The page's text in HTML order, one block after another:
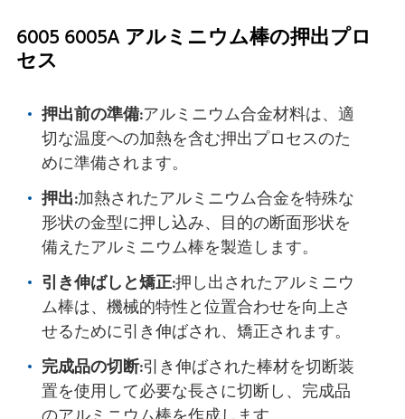
6005 6005A アルミニウム棒の押出プロ
セス
押出前の準備:アルミニウム合金材料は、適
切な温度への加熱を含む押出プロセスのた
めに準備されます。
押出:加熱されたアルミニウム合金を特殊な
形状の金型に押し込み、目的の断面形状を
備えたアルミニウム棒を製造します。
引き伸ばしと矯正:押し出されたアルミニウ
ム棒は、機械的特性と位置合わせを向上さ
せるために引き伸ばされ、矯正されます。
完成品の切断:引き伸ばされた棒材を切断装
置を使用して必要な長さに切断し、完成品